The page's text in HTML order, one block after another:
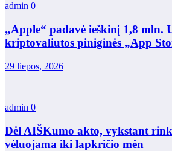
admin 0
„Apple“ padavė ieškinį 1,8 mln.
kriptovaliutos piniginės „App
29 liepos, 2026
admin 0
Dėl AIŠKumo akto, vykstant
vėluojama iki lapkričio mėn